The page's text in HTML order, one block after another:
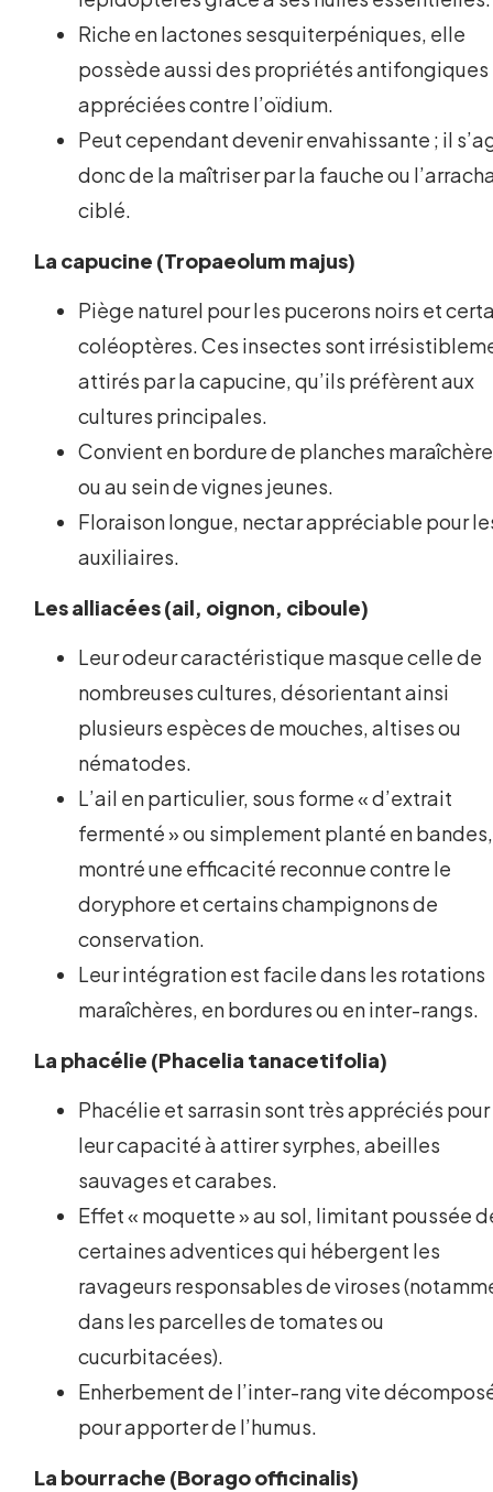
Riche en lactones sesquiterpéniques, elle
possède aussi des propriétés antifongiques
appréciées contre l’oïdium.
Peut cependant devenir envahissante ; il
donc de la maîtriser par la fauche ou
ciblé.
La capucine (Tropaeolum majus)
Piège naturel pour les pucerons noirs et
coléoptères. Ces insectes sont
attirés par la capucine, qu’ils préfèrent aux
cultures principales.
Convient en bordure de planches
ou au sein de vignes jeunes.
Floraison longue, nectar appréciable pour
auxiliaires.
Les alliacées (ail, oignon, ciboule)
Leur odeur caractéristique masque celle de
nombreuses cultures, désorientant ainsi
plusieurs espèces de mouches, altises ou
nématodes.
L’ail en particulier, sous forme « d’extrait
fermenté » ou simplement planté en
montré une efficacité reconnue contre le
doryphore et certains champignons de
conservation.
Leur intégration est facile dans les rotations
maraîchères, en bordures ou en inter-rangs.
La phacélie (Phacelia tanacetifolia)
Phacélie et sarrasin sont très appréciés pour
leur capacité à attirer syrphes, abeilles
sauvages et carabes.
Effet « moquette » au sol, limitant poussée
certaines adventices qui hébergent les
ravageurs responsables de viroses
dans les parcelles de tomates ou
cucurbitacées).
Enherbement de l’inter-rang vite
pour apporter de l’humus.
La bourrache (Borago officinalis)